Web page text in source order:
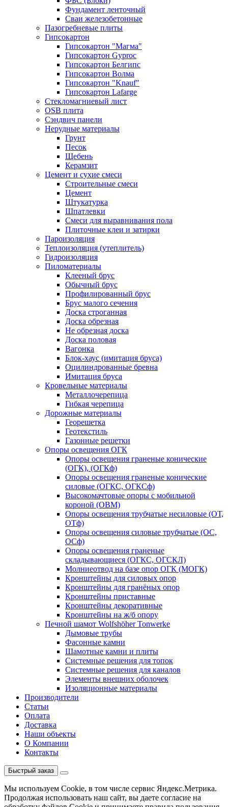
Фундамент ленточный
Сваи железобетонные
Пазогребневые плиты
Гипсокартон
Гипсокартон "Магма"
Гипсокартон Gyproc
Гипсокартон Белгипс
Гипсокартон Волма
Гипсокартон "Knauf"
Гипсокартон Lafarge
Стекломагниевый лист
OSB плита
Сэндвич панели
Нерудные материалы
Грунт
Песок
Щебень
Керамзит
Цемент и сухие смеси
Строительные смеси
Цемент
Штукатурка
Шпатлевки
Смеси для выравнивания пола
Плиточные клеи и затирки
Пароизоляция
Теплоизоляция (утеплитель)
Гидроизоляция
Пиломатериалы
Клееный брус
Обычный брус
Профилированный брус
Брус малого сечения
Доска строганная
Доска обрезная
Не обрезная доска
Доска половая
Вагонка
Блок-хаус (имитация бруса)
Оцилиндрованные бревна
Имитация бруса
Кровельные материалы
Металлочерепица
Гибкая черепица
Дорожные материалы
Георешетка
Геотекстиль
Газонные решетки
Опоры освещения ОГК
Опоры освещения граненые конические
(ОГК), (ОГКф)
Опоры освещения граненые конические
силовые (ОГКС, ОГКСф)
Высокомачтовые опоры с мобильной
короной (ОВМ)
Опоры освещения трубчатые несиловые (ОТ,
ОТф)
Опоры освещения силовые трубчатые (ОС,
ОСф)
Опоры освещения граненые
складывающиеся (ОГКС, ОГСКЛ)
Молниеотвод на базе опор ОГК (МОГК)
Кронштейны для силовых опор
Кронштейны для гранёных опор
Кронштейны приставные
Кронштейны декоративные
Кронштейны на ж/б опору
Печной шамот Wolfshöher Tonwerke
Дымовые трубы
Фасонные камни
Шамотные камни и плиты
Системные решения для топок
Системные решения для каналов
Элементы внешних оболочек
Изоляционные материалы
Производители
Статьи
Оплата
Доставка
Наши объекты
О Компании
Контакты
Быстрый заказ
Мы используем Cookie, в том числе сервис Яндекс.Метрика.
Продолжая использовать наш сайт, вы даете согласие на